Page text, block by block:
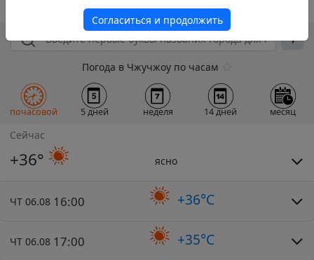
Погода в Чжучжоу по часам
почасовой 5 дней неделя 14 дней месяц
Сейчас
+36° ясно
ЧТ 06.08 16:00 +36°C
ЧТ 06.08 17:00 +35°C
Согласиться и продолжить